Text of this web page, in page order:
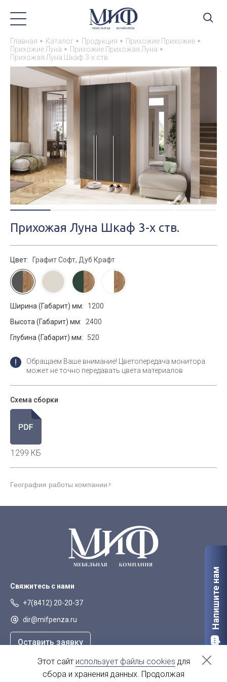
Главная Каталог Продукция
Прихожие Прихожие
Прихожие Луна
Прихожие Прихожая Луна
Прихожая Луна Шкаф 3-х ств.
Прихожая Луна Шкаф 3-х ств.
Цвет: Графит Софт, Дуб Крафт
Ширина (Габарит) мм:
1200
Высота (Габарит) мм:
2400
Глубина (Габарит) мм:
520
Обращаем Ваше внимание! Цветопередача монитора
может не точно передавать цвета материалов
Схема сборки
1299 КБ
География работы компании
Свяжитесь с нами
+7(8412) 20-20-37
dir@mifpenza.ru
Оставить заявку
Напишите нам
Этот сайт использует файлы cookies для
сбора и хранения данных. Продолжая